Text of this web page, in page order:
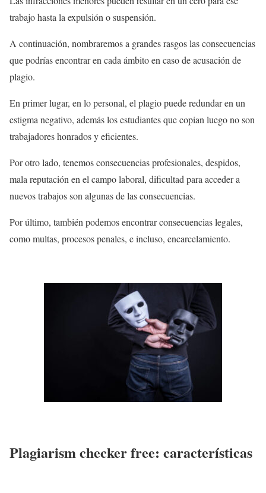
trabajo hasta la expulsión o suspensión.
A continuación, nombraremos a grandes rasgos las consecuencias
que podrías encontrar en cada ámbito en caso de acusación de
plagio.
En primer lugar, en lo personal, el plagio puede redundar en un
estigma negativo, además los estudiantes que copian luego no son
trabajadores honrados y eficientes.
Por otro lado, tenemos consecuencias profesionales, despidos,
mala reputación en el campo laboral, dificultad para acceder a
nuevos trabajos son algunas de las consecuencias.
Por último, también podemos encontrar consecuencias legales,
como multas, procesos penales, e incluso, encarcelamiento.
Plagiarism checker free: características